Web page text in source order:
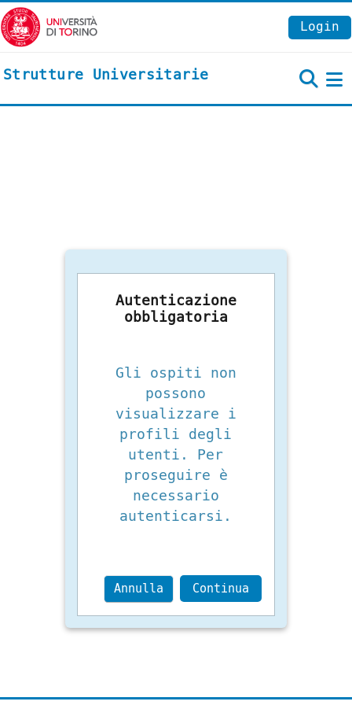
Vai al contenuto principale
Login
Strutture Universitarie
Autenticazione
obbligatoria
Gli ospiti non
possono
visualizzare i
profili degli
utenti. Per
proseguire è
necessario
autenticarsi.
Annulla Continua